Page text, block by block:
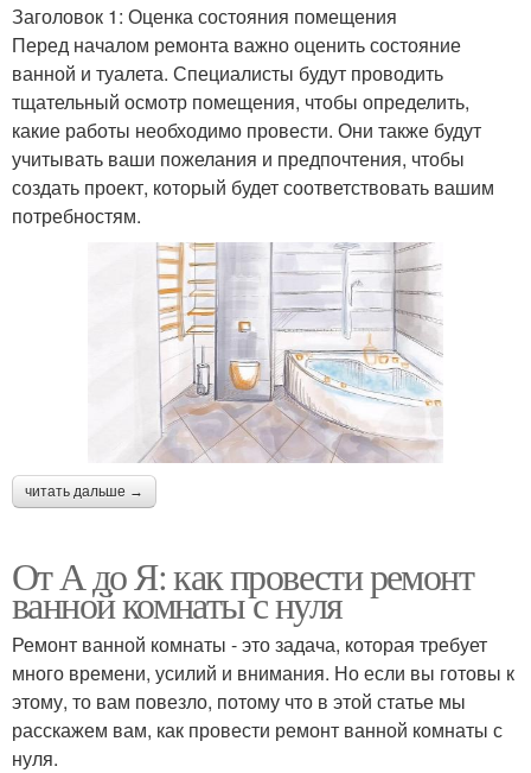
Заголовок 1: Оценка состояния помещения
Перед началом ремонта важно оценить состояние
ванной и туалета. Специалисты будут проводить
тщательный осмотр помещения, чтобы определить,
какие работы необходимо провести. Они также будут
учитывать ваши пожелания и предпочтения, чтобы
создать проект, который будет соответствовать вашим
потребностям.
читать дальше →
От А до Я: как провести ремонт
ванной комнаты с нуля
Ремонт ванной комнаты - это задача, которая требует
много времени, усилий и внимания. Но если вы готовы к
этому, то вам повезло, потому что в этой статье мы
расскажем вам, как провести ремонт ванной комнаты с
нуля.